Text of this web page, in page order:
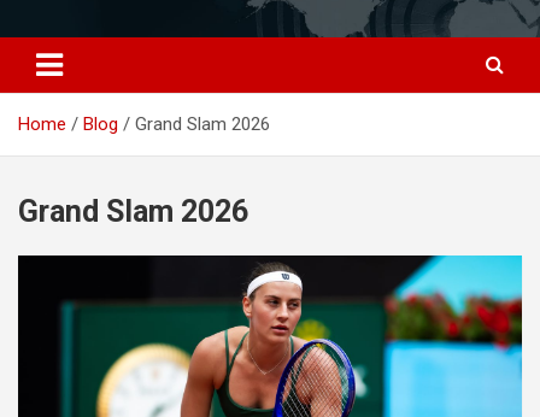
к
содержимому
Home Blog Grand Slam 2026
Grand Slam 2026